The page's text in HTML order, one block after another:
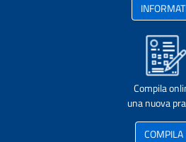
Compila
una nuova
COMPILA